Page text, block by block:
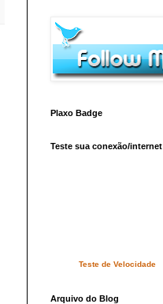
Plaxo Badge
Teste sua conexão/internet
Teste de Velocidade
Arquivo do Blog